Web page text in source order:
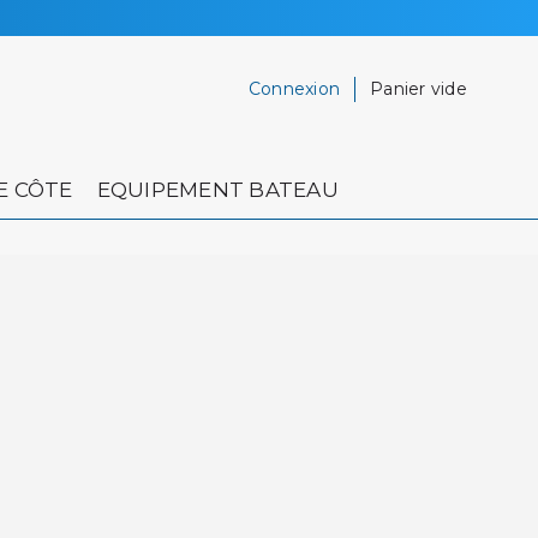
Connexion Panier vide
CÔTE EQUIPEMENT BATEAU